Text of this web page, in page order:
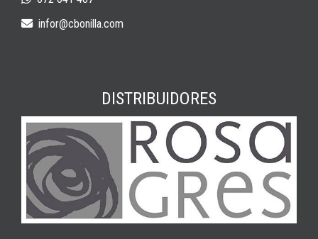
infor
cbonilla.com
DISTRIBUIDORES